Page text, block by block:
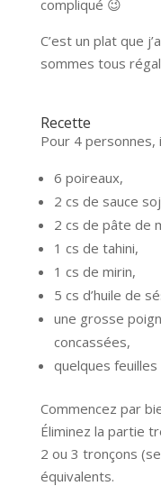
compliqué 😉
C’est un plat que
sommes tous
Recette
Pour 4 personnes,
6 poireaux,
2 cs de sauce
2 cs de pâte de
1 cs de tahini,
1 cs de mirin,
5 cs d’huile de
une grosse
concassées,
quelques
Commencez par
Éliminez la partie
2 ou 3 tronçons
équivalents.